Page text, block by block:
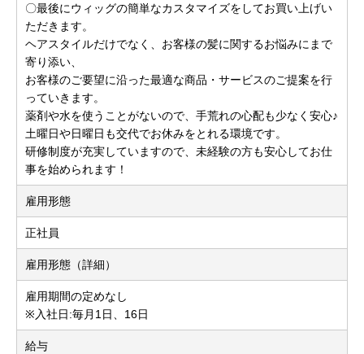
〇最後にウィッグの簡単なカスタマイズをしてお買い上げい
ただきます。
ヘアスタイルだけでなく、お客様の髪に関するお悩みにまで
寄り添い、
お客様のご要望に沿った最適な商品・サービスのご提案を行
っていきます。
薬剤や水を使うことがないので、手荒れの心配も少なく安心♪
土曜日や日曜日も交代でお休みをとれる環境です。
研修制度が充実していますので、未経験の方も安心してお仕
事を始められます！
雇用形態
正社員
雇用形態（詳細）
雇用期間の定めなし
※入社日:毎月1日、16日
給与